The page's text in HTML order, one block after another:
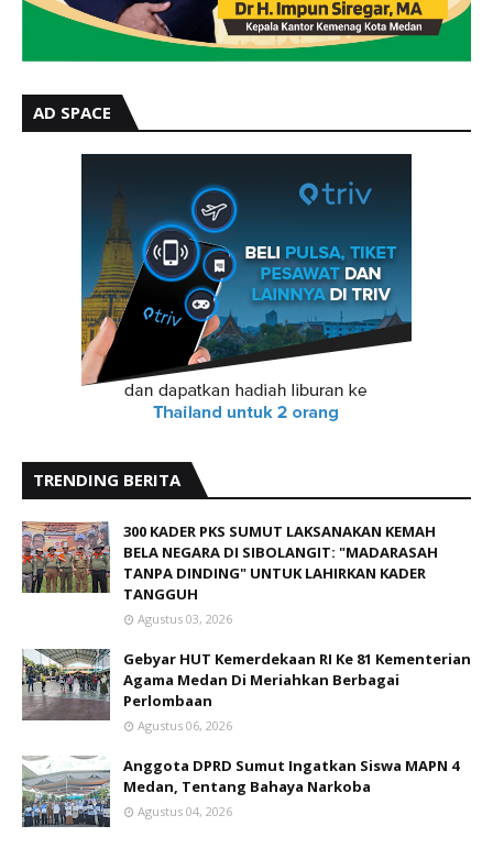
AD SPACE
TRENDING BERITA
300 KADER PKS SUMUT LAKSANAKAN KEMAH
BELA NEGARA DI SIBOLANGIT: "MADARASAH
TANPA DINDING" UNTUK LAHIRKAN KADER
TANGGUH
Agustus 03, 2026
Gebyar HUT Kemerdekaan RI Ke 81 Kementerian
Agama Medan Di Meriahkan Berbagai
Perlombaan
Agustus 06, 2026
Anggota DPRD Sumut Ingatkan Siswa MAPN 4
Medan, Tentang Bahaya Narkoba
Agustus 04, 2026